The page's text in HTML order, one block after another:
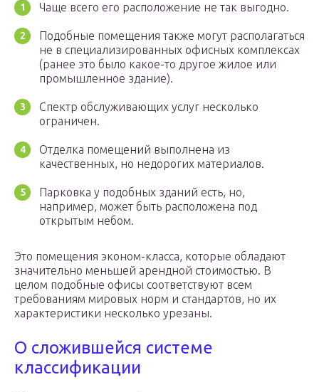
Чаще всего его расположение не так выгодно.
Подобные помещения также могут располагаться
не в специализированных офисных комплексах
(ранее это было какое-то другое жилое или
промышленное здание).
Спектр обслуживающих услуг несколько
ограничен.
Отделка помещений выполнена из
качественных, но недорогих материалов.
Парковка у подобных зданий есть, но,
например, может быть расположена под
открытым небом.
Это помещения эконом-класса, которые обладают
значительно меньшей арендной стоимостью. В
целом подобные офисы соответствуют всем
требованиям мировых норм и стандартов, но их
характеристики несколько урезаны.
О сложившейся системе
классификации